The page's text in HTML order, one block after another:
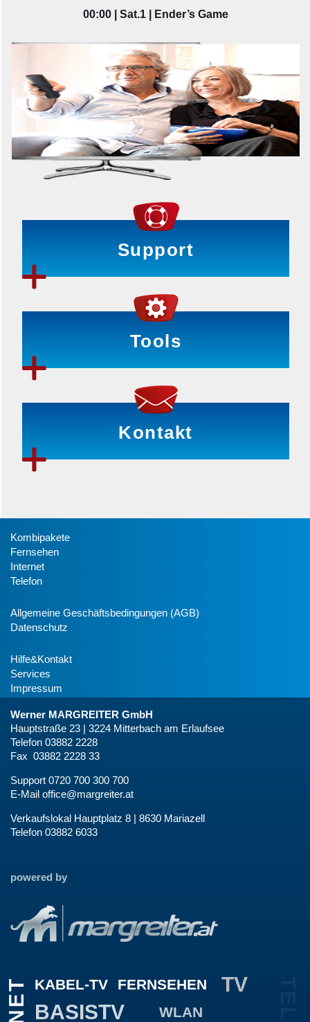
00:00 | Sat.1 | Ender’s Game
Support
Tools
Kontakt
Kombipakete
Fernsehen
Internet
Telefon
Allgemeine Geschäftsbedingungen (AGB)
Datenschutz
Hilfe&Kontakt
Services
Impressum
Werner MARGREITER GmbH
Hauptstraße 23 | 3224 Mitterbach am Erlaufsee
Telefon 03882 2228
Fax 03882 2228 33
Support 0720 700 300 700
E-Mail office@margreiter.at
Verkaufslokal Hauptplatz 8 | 8630 Mariazell
Telefon 03882 6033
powered by
KABEL-TV FERNSEHEN
TV
BASISTV
WLAN